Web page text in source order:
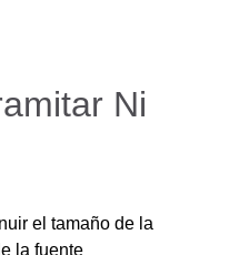
Ni
el tamaño de la
la fuente